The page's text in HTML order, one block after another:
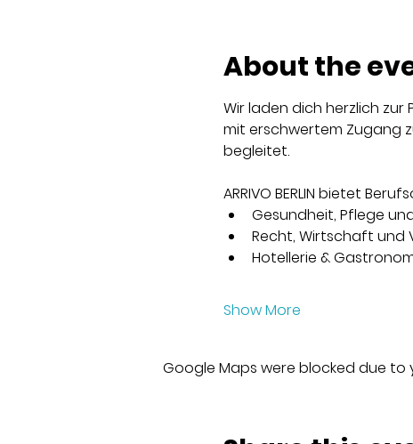
About the
Wir laden dich herzlich zur
mit erschwertem Zugang
begleitet.
ARRIVO BERLIN bietet
Gesundheit, Pflege
Recht, Wirtschaft und
Hotellerie &
Show More
Google Maps were blocked due